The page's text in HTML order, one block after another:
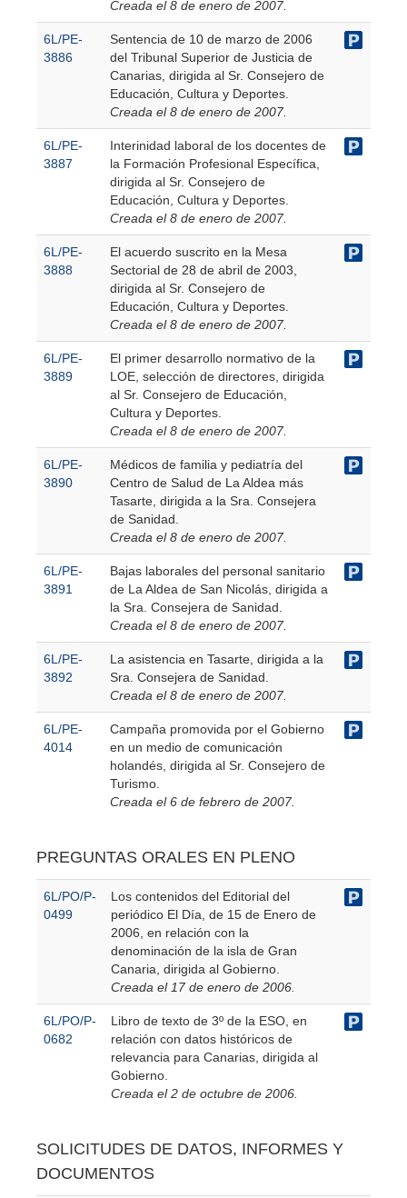
Creada el 8 de enero de 2007.
6L/PE-
3886
Sentencia de 10 de marzo de 2006
del Tribunal Superior de Justicia de
Canarias, dirigida al Sr. Consejero de
Educación, Cultura y Deportes.
Creada el 8 de enero de 2007.
6L/PE-
3887
Interinidad laboral de los docentes de
la Formación Profesional Específica,
dirigida al Sr. Consejero de
Educación, Cultura y Deportes.
Creada el 8 de enero de 2007.
6L/PE-
3888
El acuerdo suscrito en la Mesa
Sectorial de 28 de abril de 2003,
dirigida al Sr. Consejero de
Educación, Cultura y Deportes.
Creada el 8 de enero de 2007.
6L/PE-
3889
El primer desarrollo normativo de la
LOE, selección de directores, dirigida
al Sr. Consejero de Educación,
Cultura y Deportes.
Creada el 8 de enero de 2007.
6L/PE-
3890
Médicos de familia y pediatría del
Centro de Salud de La Aldea más
Tasarte, dirigida a la Sra. Consejera
de Sanidad.
Creada el 8 de enero de 2007.
6L/PE-
3891
Bajas laborales del personal sanitario
de La Aldea de San Nicolás, dirigida a
la Sra. Consejera de Sanidad.
Creada el 8 de enero de 2007.
6L/PE-
3892
La asistencia en Tasarte, dirigida a la
Sra. Consejera de Sanidad.
Creada el 8 de enero de 2007.
6L/PE-
4014
Campaña promovida por el Gobierno
en un medio de comunicación
holandés, dirigida al Sr. Consejero de
Turismo.
Creada el 6 de febrero de 2007.
PREGUNTAS ORALES EN PLENO
6L/PO/P-
0499
Los contenidos del Editorial del
periódico El Día, de 15 de Enero de
2006, en relación con la
denominación de la isla de Gran
Canaria, dirigida al Gobierno.
Creada el 17 de enero de 2006.
6L/PO/P-
0682
Libro de texto de 3º de la ESO, en
relación con datos históricos de
relevancia para Canarias, dirigida al
Gobierno.
Creada el 2 de octubre de 2006.
SOLICITUDES DE DATOS, INFORMES Y
DOCUMENTOS